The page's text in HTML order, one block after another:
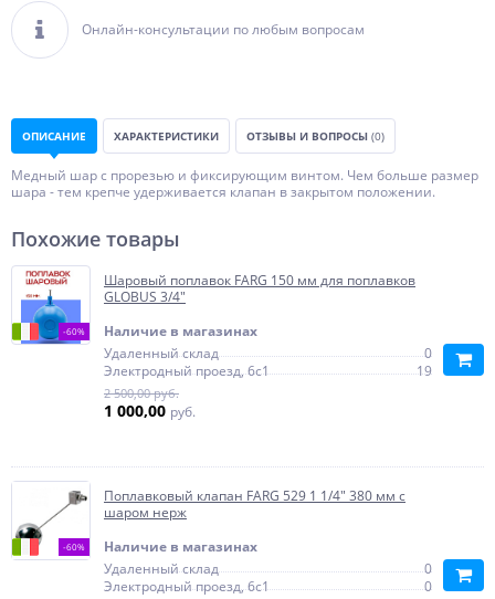
Онлайн-консультации по любым вопросам
ОПИСАНИЕ ХАРАКТЕРИСТИКИ ОТЗЫВЫ И ВОПРОСЫ (0)
Медный шар с прорезью и фиксирующим винтом. Чем больше размер
шара - тем крепче удерживается клапан в закрытом положении.
Похожие товары
-60%
Шаровый поплавок FARG 150 мм для поплавков
GLOBUS 3/4"
Наличие в магазинах
Удаленный склад
0
Электродный проезд, 6с1
19
2 500,00 руб.
1 000,00 руб.
-60%
Поплавковый клапан FARG 529 1 1/4" 380 мм с
шаром нерж
Наличие в магазинах
Удаленный склад
0
Электродный проезд, 6с1
0